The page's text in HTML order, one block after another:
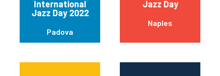
International
Jazz Day 2022
Padova
Jazz Day
Naples